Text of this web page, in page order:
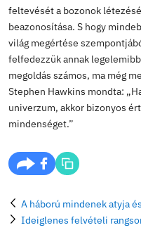
nehogy tanulatlannak
a tudósok a CERN-
technikának
elektromosság
protonok sebességét,
tovább fokozzák azt,
jobban felgyorsuljanak
a 27 km hosszúságú
ahol az egymásnak
folyamat hatását.